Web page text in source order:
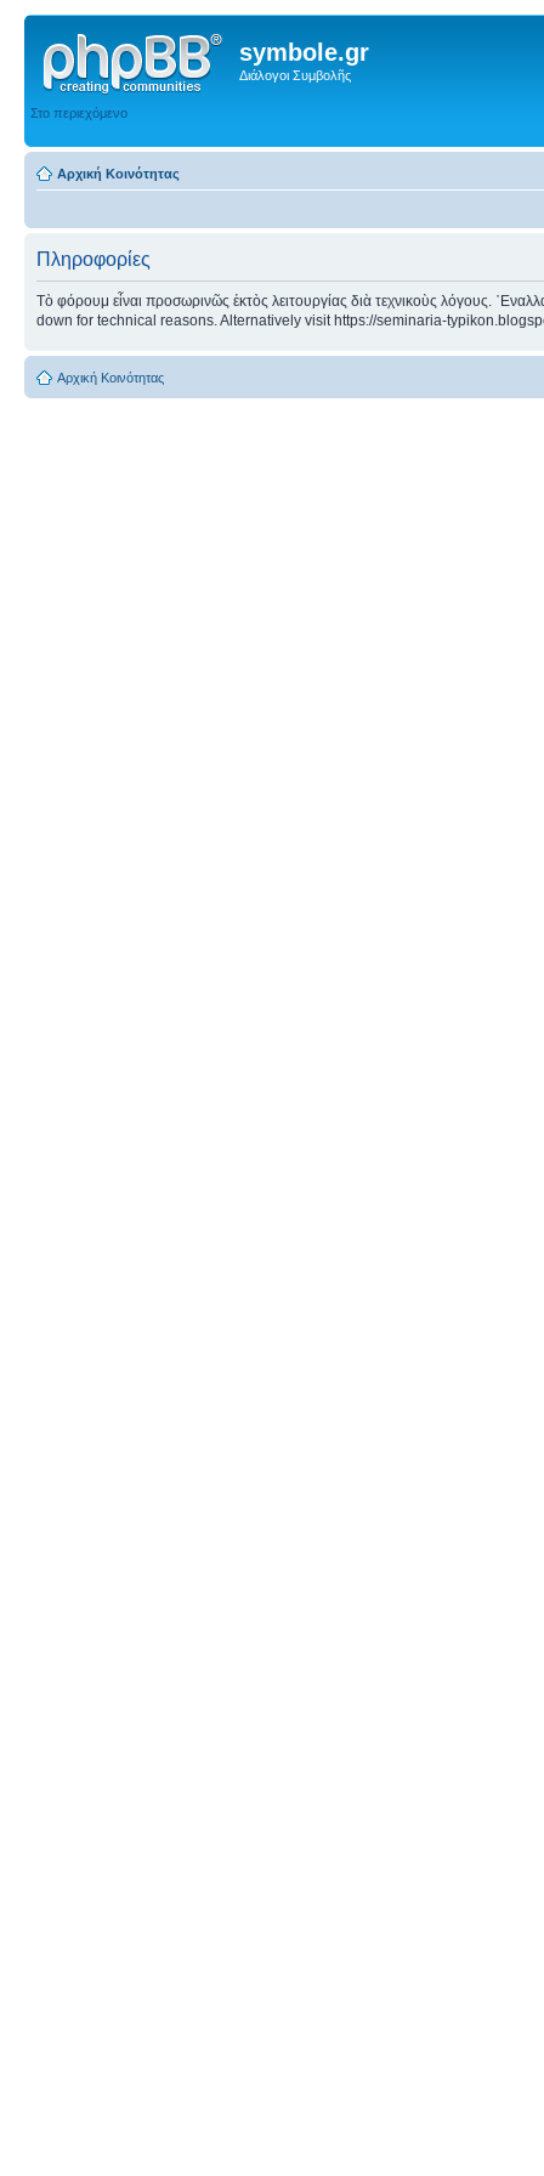
symbole.gr
Διάλογοι Συμβολῆς
Στο περιεχόμενο
Αρχική Κοινότητας
Πληροφορίες
Τὸ φόρουμ εἶναι προσωρινῶς ἐκτὸς λειτουργίας διὰ τεχνικοὺς λόγους.
down for technical reasons. Alternatively visit https://seminaria-
Αρχική Κοινότητας